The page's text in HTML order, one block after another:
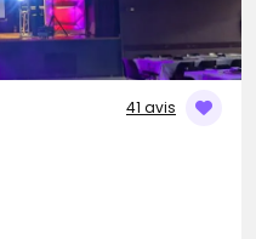
41 avis